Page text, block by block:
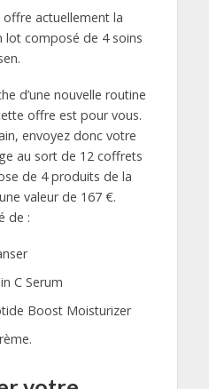
offre actuellement la
lot composé de 4 soins
d’une nouvelle routine
offre est pour vous.
envoyez donc votre
au sort de 12 coffrets
de 4 produits de la
valeur de 167 €.
de :
C Serum
Boost Moisturizer